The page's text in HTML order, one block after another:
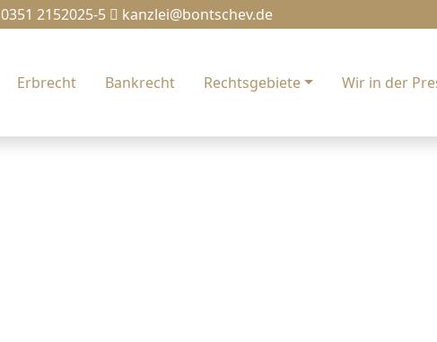
0351 2152025-5 kanzlei@bontschev.de
Erbrecht Bankrecht Rechtsgebiete Wir in der